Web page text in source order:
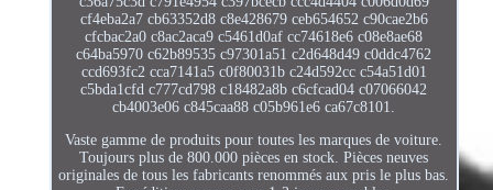
cf4eba2a7 cb63352d8 c8e428679 ceb654652 c90cae2b6
cfcbac2a0 c8ac2aca9 c5461d0af cc74618e6 c08e8ae68
c64ba5970 c62b89535 c97301a51 c2d648d49 c0ddc4762
ccd693fc2 cca7141a5 c0f80031b c24d592cc c54a51d01
c5bda1cfd c777cd798 c18482a8b c6cfcad04 c07066042
cb4003e06 c845caa88 c05b961e6 ca67c8101.
Vaste gamme de produits pour toutes les marques de voiture.
Toujours plus de 800.000 pièces en stock. Pièces neuves
originales de tous les fabricants renommés aux pris le plus bas.